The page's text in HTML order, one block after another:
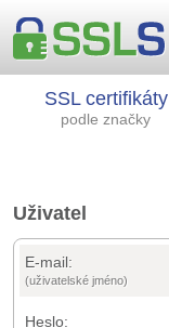
SSL certifikáty
podle značky
Uživatel
E-mail:
(uživatelské jméno)
Heslo: